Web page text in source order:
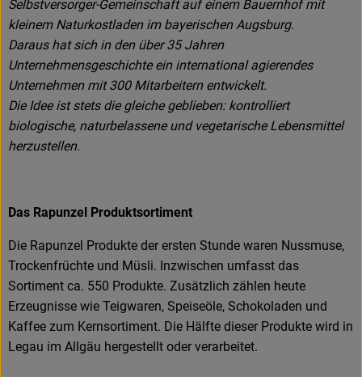
Selbstversorger-Gemeinschaft auf einem Bauernhof mit
kleinem Naturkostladen im bayerischen Augsburg.
Daraus hat sich in den über 35 Jahren
Unternehmensgeschichte ein international agierendes
Unternehmen mit 300 Mitarbeitern entwickelt.
Die Idee ist stets die gleiche geblieben: kontrolliert
biologische, naturbelassene und vegetarische Lebensmittel
herzustellen.
Das Rapunzel Produktsortiment
Die Rapunzel Produkte der ersten Stunde waren Nussmuse,
Trockenfrüchte und Müsli. Inzwischen umfasst das
Sortiment ca. 550 Produkte. Zusätzlich zählen heute
Erzeugnisse wie Teigwaren, Speiseöle, Schokoladen und
Kaffee zum Kernsortiment. Die Hälfte dieser Produkte wird in
Legau im Allgäu hergestellt oder verarbeitet.